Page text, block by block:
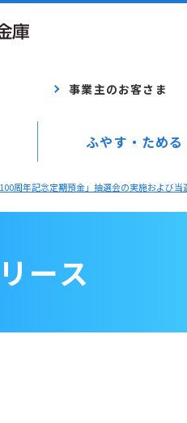
ふやす・ためる
事業主のお客さま
100周年記念定期預金」抽選会の実施および当
ース